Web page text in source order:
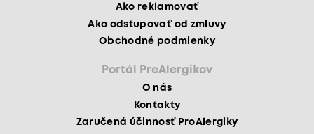
Ako reklamovať
Ako odstupovať od zmluvy
Obchodné podmienky
Portál PreAlergikov
O nás
Kontakty
Zaručená účinnosť ProAlergiky